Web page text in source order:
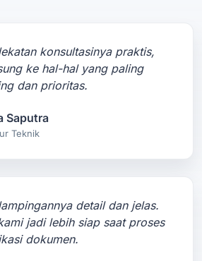
konsultasinya praktis,
ke hal-hal yang paling
dan prioritas.
Saputra
Teknik
detail dan jelas.
jadi lebih siap saat proses
dokumen.